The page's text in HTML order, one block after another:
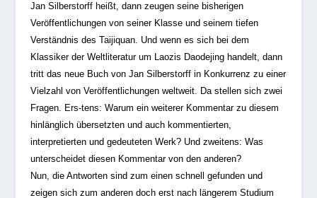
Jan Silberstorff heißt, dann zeugen seine bisherigen
Veröffentlichungen von seiner Klasse und seinem tiefen
Verständnis des Taijiquan. Und wenn es sich bei dem
Klassiker der Weltliteratur um Laozis Daodejing handelt, dann
tritt das neue Buch von Jan Silberstorff in Konkurrenz zu einer
Vielzahl von Veröffentlichungen weltweit. Da stellen sich zwei
Fragen. Ers-tens: Warum ein weiterer Kommentar zu diesem
hinlänglich übersetzten und auch kommentierten,
interpretierten und gedeuteten Werk? Und zweitens: Was
unterscheidet diesen Kommentar von den anderen?
Nun, die Antworten sind zum einen schnell gefunden und
zeigen sich zum anderen doch erst nach längerem Studium